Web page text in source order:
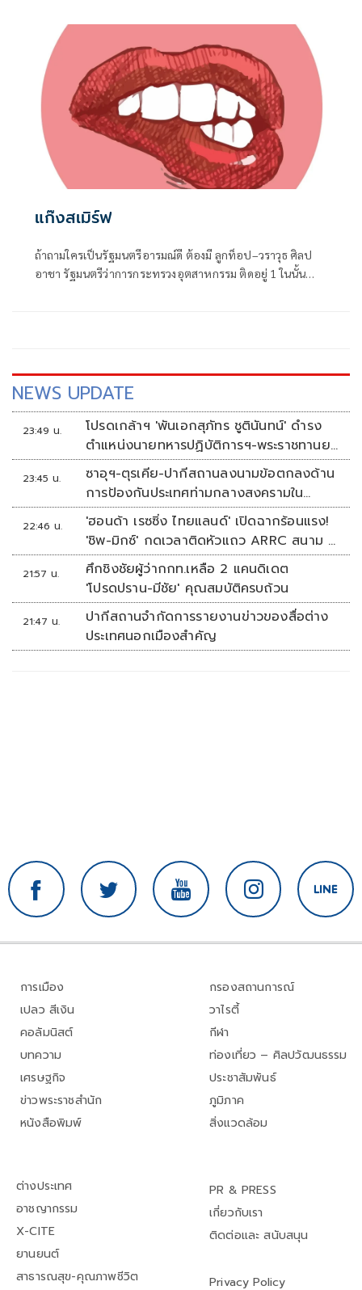
รอบวันคล้ายวันเกิด 77 ปี ของนายประภัตร โพธสุธน
สส.สุพรรณบุรี จากค่ายเดียวกันที่จังหวัดสุพรรณบุรี เมื่อวันที่ 1
สิงหาคมที่ผ่านมา
แก๊งสเมิร์ฟ
ถ้าถามใครเป็นรัฐมนตรีอารมณ์ดี ต้องมี ลูกท็อป–วราวุธ ศิลป
อาชา รัฐมนตรีว่าการกระทรวงอุตสาหกรรม ติดอยู่ 1 ในนั้น
NEWS UPDATE
23:49 น.
โปรดเกล้าฯ 'พันเอกสุภัทร ชูตินันทน์' ดำรง
ตำแหน่งนายทหารปฏิบัติการฯ-พระราชทานยศ
'พลตรี'
23:45 น.
ซาอุฯ-ตุรเคีย-ปากีสถานลงนามข้อตกลงด้าน
การป้องกันประเทศท่ามกลางสงครามใน
ภูมิภาค
22:46 น.
'ฮอนด้า เรซซิ่ง ไทยแลนด์' เปิดฉากร้อนแรง!
'ชิพ-มิกซ์' กดเวลาติดหัวแถว ARRC สนาม 4
ที่มัลดาลิกา
21:57 น.
ศึกชิงชัยผู้ว่ากกท.เหลือ 2 แคนดิเดต
'โปรดปราน-มีชัย' คุณสมบัติครบถ้วน
21:47 น.
ปากีสถานจำกัดการรายงานข่าวของสื่อต่าง
ประเทศนอกเมืองสำคัญ
การเมือง
เปลว สีเงิน
คอลัมนิสต์
บทความ
เศรษฐกิจ
ข่าวพระราชสำนัก
หนังสือพิมพ์
กรองสถานการณ์
วาไรตี้
กีฬา
ท่องเที่ยว – ศิลปวัฒนธรรม
ประชาสัมพันธ์
ภูมิภาค
สิ่งแวดล้อม
ต่างประเทศ
อาชญากรรม
X-CITE
ยานยนต์
สาธารณสุข-คุณภาพชีวิต
PR & PRESS
เกี่ยวกับเรา
ติดต่อและ สนับสนุน
Privacy Policy